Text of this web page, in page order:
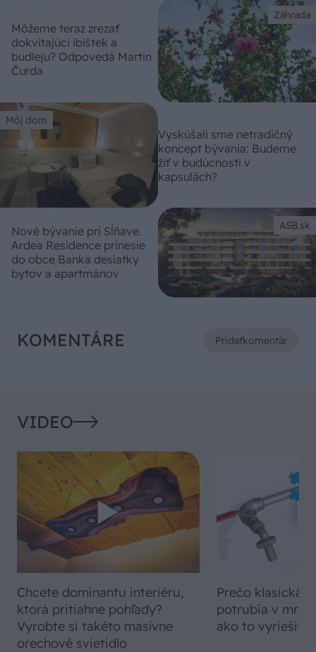
Záhrada
Môžeme teraz zrezať
dokvitajúci ibištek a
budleju? Odpovedá Martin
Čurda
Môj dom
Vyskúšali sme netradičný
koncept bývania: Budeme
žiť v budúcnosti v
kapsulách?
ASB.sk
Nové bývanie pri Sĺňave.
Ardea Residence prinesie
do obce Banka desiatky
bytov a apartmánov
KOMENTÁRE Pridaťkomentár
VIDEO
Chcete dominantu interiéru,
ktorá pritiahne pohľady?
Vyrobte si takéto masívne
orechové svietidlo
Prečo klasická
potrubia v
ako to vyriešiť